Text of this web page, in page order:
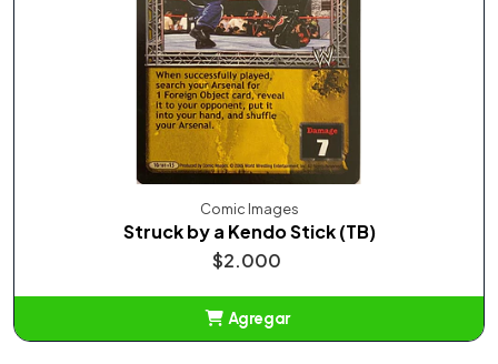
Comic Images
Struck by a Kendo Stick (TB)
$2.000
Agregar